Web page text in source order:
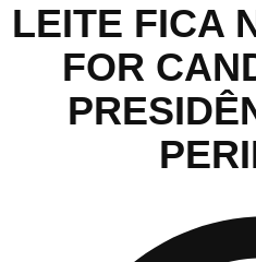
LEITE FICA
FOR